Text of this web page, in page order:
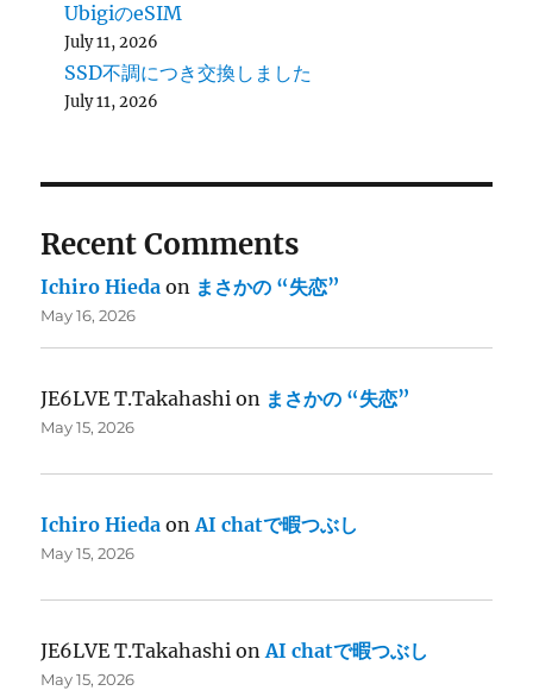
UbigiのeSIM
July 11, 2026
SSD不調につき交換しました
July 11, 2026
Recent Comments
Ichiro Hieda on まさかの “失恋”
May 16, 2026
JE6LVE T.Takahashi on まさかの “失恋”
May 15, 2026
Ichiro Hieda onAI chatで暇つぶし
May 15, 2026
JE6LVE T.Takahashi onAI chatで暇つぶし
May 15, 2026